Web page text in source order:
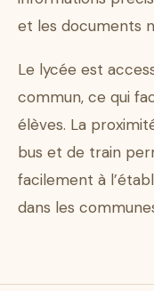
et les documents
Le lycée est
commun, ce qui
élèves. La
bus et de train
facilement à
dans les